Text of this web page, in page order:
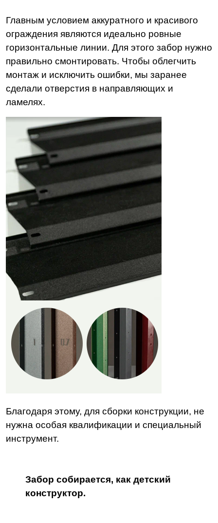
Главным условием аккуратного и красивого
ограждения являются идеально ровные
горизонтальные линии. Для этого забор нужно
правильно смонтировать. Чтобы облегчить
монтаж и исключить ошибки, мы заранее
сделали отверстия в направляющих и
ламелях.
Благодаря этому, для сборки конструкции, не
нужна особая квалификации и специальный
инструмент.
Забор собирается, как детский
конструктор.